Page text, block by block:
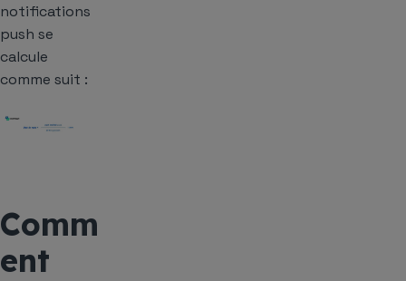
notifications
push se
calcule
comme suit :
Comm
ent